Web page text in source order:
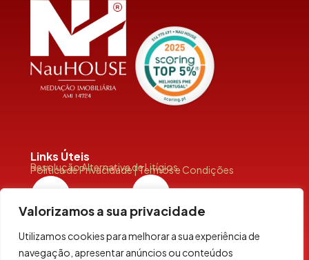
Valorizamos a sua privacidade
Utilizamos cookies para melhorar a sua experiência de
navegação, apresentar anúncios ou conteúdos
Links Úteis
Resolução Alternativa de Litígios
Política de Privacidade | Termos e Condições